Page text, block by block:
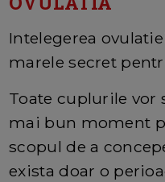
Intelegerea
marele secret
Toate cuplurile vor
mai bun moment
scopul de a
exista doar o